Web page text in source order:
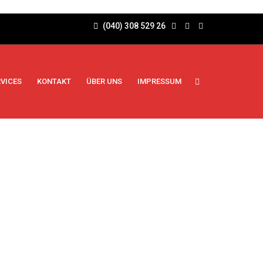
(040) 308 529 26
KONTAKT ÜBER UNS IMPRESSUM